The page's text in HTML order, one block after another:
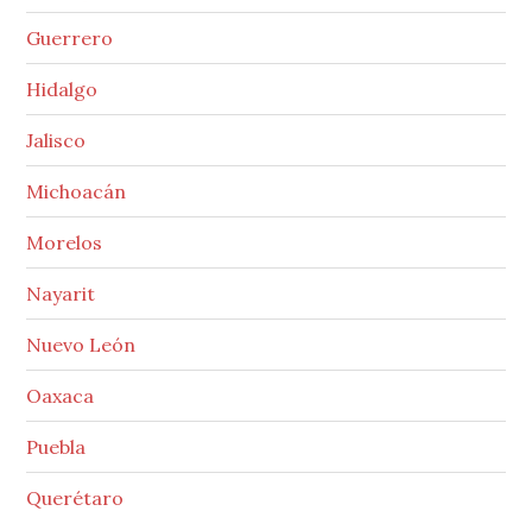
Guerrero
Hidalgo
Jalisco
Michoacán
Morelos
Nayarit
Nuevo León
Oaxaca
Puebla
Querétaro